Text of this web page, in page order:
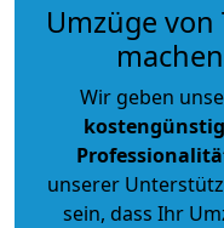
Umzüge
Wir geben
kostengünstig
unserer
sein, dass Ihr